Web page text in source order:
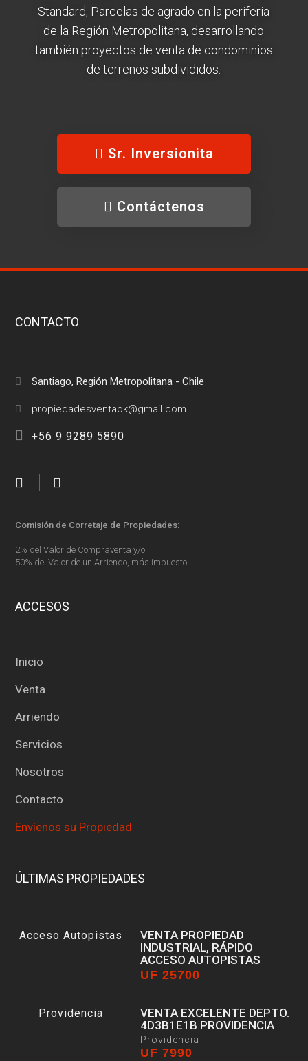
Standard, Parcelas de agrado en la periferia
de la Región Metropolitana, desarrollando
también proyectos de venta de condominios
de terrenos subdivididos.
Sr. Inversionita
Contáctenos
CONTACTO
Santiago, Región Metropolitana - Chile
+56 9 9289 5890
Comisión de Corretaje de Propiedades:
2% del Valor de Compraventa y/o
50% del Valor de un Arriendo, más impuesto.
ACCESOS
Inicio
Venta
Arriendo
Servicios
Nosotros
Contacto
Envíenos su Propiedad
ÚLTIMAS PROPIEDADES
VENTA PROPIEDAD
INDUSTRIAL, RÁPIDO
ACCESO AUTOPISTAS
Estación Central
UF 25700
VENTA EXCELENTE DEPTO.
4D3B1E1B PROVIDENCIA
Providencia
UF 7990